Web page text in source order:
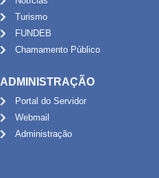
Turismo
FUNDEB
Chamamento Público
ADMINISTRAÇÃO
Portal do Servidor
Webmail
Administração